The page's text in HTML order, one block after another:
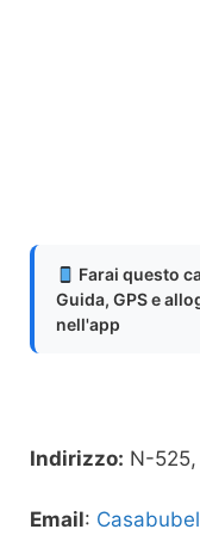
Farai questo
Guida, GPS e
nell'app
Indirizzo: N-
Email: